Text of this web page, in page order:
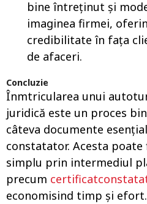
bine întreținut și
imaginea firmei,
credibilitate în fața
de afaceri.
Concluzie
Înmtricularea unui
juridică este un proces
câteva documente
constatator. Acesta
simplu prin intermediul
precum
economisind timp și